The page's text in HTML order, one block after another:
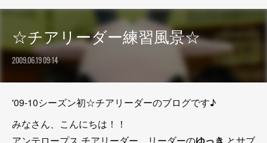
☆チアリーダー練習風景☆
2009.06.19 09:14
'09-10シーズン初☆チアリーダーのブログです♪
みなさん、こんにちは！！